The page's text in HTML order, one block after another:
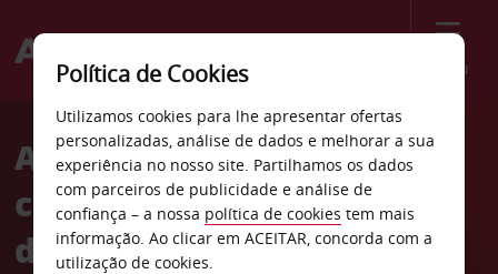
Menu
Welcome
AvisAluguer de
carros Aeroporto
de Alghero-Fertilia
Política de Cookies
Utilizamos cookies para lhe apresentar ofertas
personalizadas, análise de dados e melhorar a sua
experiência no nosso site. Partilhamos os dados
com parceiros de publicidade e análise de
confiança – a nossa política de cookies tem mais
informação. Ao clicar em ACEITAR, concorda com a
utilização de cookies.